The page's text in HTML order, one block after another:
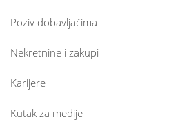
Poziv dobavljačima
Nekretnine i zakupi
Karijere
Kutak za medije